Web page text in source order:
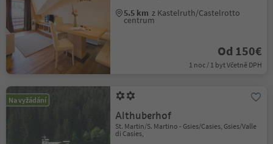
5.5 km z Kastelruth/Castelrotto
centrum
Od 150€
1 noc / 1 byt Včetně DPH
Na vyžádání
Althuberhof
St. Martin/S. Martino - Gsies/Casies, Gsies/Valle
di Casies,